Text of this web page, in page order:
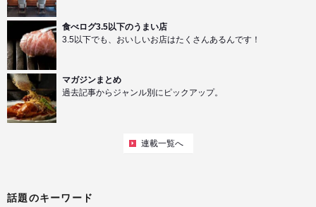
食べログ3.5以下のうまい店
3.5以下でも、おいしいお店はたくさんあるんです！
マガジンまとめ
過去記事からジャンル別にピックアップ。
連載一覧へ
話題のキーワード